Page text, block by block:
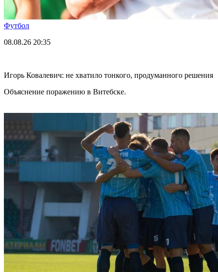
Футбол
08.08.26 20:35
Игорь Ковалевич: не хватило тонкого, продуманного решения
Объяснение поражению в Витебске.